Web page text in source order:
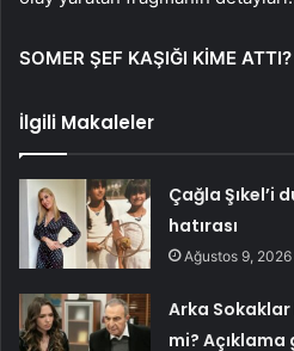
SOMER ŞEF KAŞIĞI KİME ATTI?
İlgili Makaleler
Çağla Şıkel’i
hatırası
Ağustos 9, 2026
Arka
mi? Açıklama